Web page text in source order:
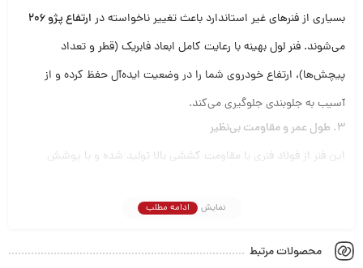
بسیاری از فنرهای غیر استاندارد باعث تغییر ناخواسته در ارتفاع پژو 206
می‌شوند. فنر لول بهینه با رعایت کامل ابعاد فابریک (قطر و تعداد
پیچش‌ها)، ارتفاع خودروی شما را در وضعیت ایده‌آل حفظ کرده و از
آسیب به جلوبندی جلوگیری می‌کند.
۳. طول عمر و مقاومت بی‌نظیر
این فنر از فولاد فنری با مقاومت کششی بالا تولید شده و با پوشش
فنر را در برابر زنگ‌زدگی، خوردگی ناشی از رطوبت و نمک جاده مقاوم
می‌سازد و عمر مفید آن را چندین برابر می‌کند.
مشخصات فنی و سازگاری
نمایش ادامه مطلب
محصولات مرتبط